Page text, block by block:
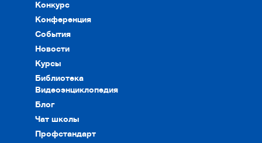
Конкурс
Конференция
События
Новости
Курсы
Библиотека
Видеоэнциклопедия
Блог
Чат школы
Профстандарт